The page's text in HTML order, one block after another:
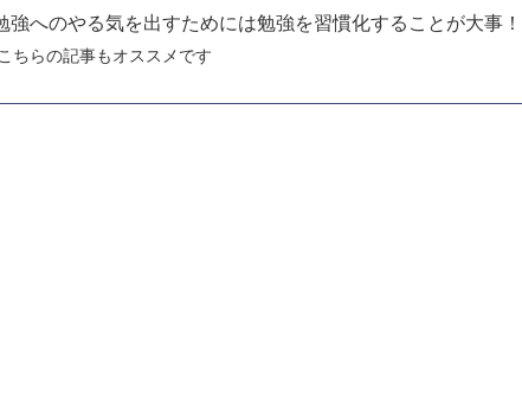
強へのやる気を出すためには勉強を習慣化することが大事！
こちらの記事もオススメです